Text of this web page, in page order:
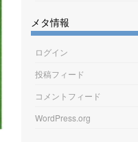
メタ情報
ログイン
投稿フィード
コメントフィード
WordPress.org